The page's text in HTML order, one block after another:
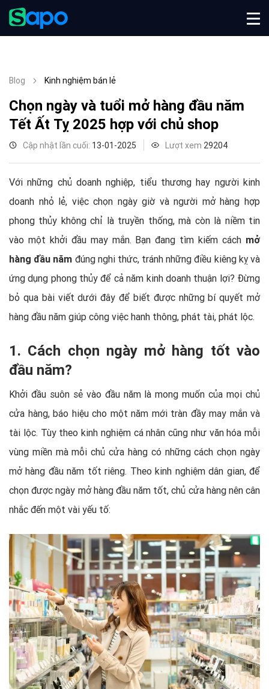
Blog Kinh nghiệm bán lẻ
Chọn ngày và tuổi mở hàng đầu năm
Tết Ất Tỵ 2025 hợp với chủ shop
Cập nhật lần cuối: 13-01-2025 Lượt xem 29204
Với những chủ doanh nghiệp, tiểu thương hay người kinh
doanh nhỏ lẻ, việc chọn ngày giờ và người mở hàng hợp
phong thủy không chỉ là truyền thống, mà còn là niềm tin
vào một khởi đầu may mắn. Bạn đang tìm kiếm cách mở
hàng đầu năm đúng nghi thức, tránh những điều kiêng kỵ và
ứng dụng phong thủy để cả năm kinh doanh thuận lợi? Đừng
bỏ qua bài viết dưới đây để biết được những bí quyết mở
hàng đầu năm giúp công việc hanh thông, phát tài, phát lộc.
1. Cách chọn ngày mở hàng tốt vào
đầu năm?
Khởi đầu suôn sẻ vào đầu năm là mong muốn của mọi chủ
cửa hàng, báo hiệu cho một năm mới tràn đầy may mắn và
tài lộc. Tùy theo kinh nghiệm cá nhân cũng như văn hóa mỗi
vùng miền mà mỗi chủ cửa hàng có những cách chọn ngày
mở hàng đầu năm tốt riêng. Theo kinh nghiệm dân gian, để
chọn được ngày mở hàng đầu năm tốt, chủ cửa hàng nên cân
nhắc đến một vài yếu tố: